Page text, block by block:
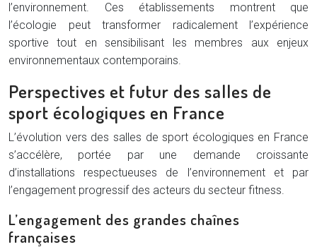
l’environnement. Ces établissements montrent que
l’écologie peut transformer radicalement l’expérience
sportive tout en sensibilisant les membres aux enjeux
environnementaux contemporains.
Perspectives et futur des salles de
sport écologiques en France
L’évolution vers des salles de sport écologiques en France
s’accélère, portée par une demande croissante
d’installations respectueuses de l’environnement et par
l’engagement progressif des acteurs du secteur fitness.
L’engagement des grandes chaînes
françaises